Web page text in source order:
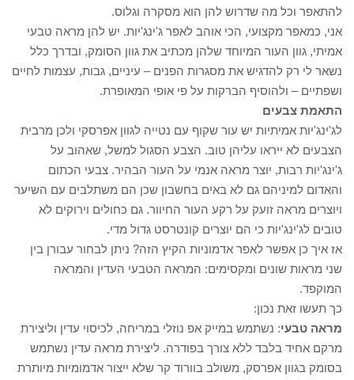
להתאפר וכל מה שדרוש להן הוא מסקרה וגלוס.
אני, כמאפר מקצועי, הכי אוהב לאפר ג'ינג'יות. יש להן מראה טבעי
אמיתי, גוון העור המיוחד שלהן מכתיב את גוון הסומק, ובדרך כלל
נשאר לי רק להדגיש את מסגרות הפנים – עיניים, גבות, עצמות לחיים
ושפתיים – ולהוסיף הברקות על פי אופי המאופרת.
התאמת צבעים
לג'ינג'יות אמיתיות יש עור שקוף עם נטייה לגוון אפרסקי ולכן מרבית
הצבעים לא ייראו עליהן טוב. הצבע הסגול למשל, שאהוב על
ג'ינג'יות רבות, יוצר מראה אנמי על העור הבהיר. צבעי הכתום
והאדום למיניהם גם לא באים בחשבון שכן הם משתלבים עם השיער
ויוצרים מראה זועק על רקע העור החיוור. גם כחולים וירוקים לא
טובים לג'ינג'יות כי הם יוצרים קונטרסט גדול מדי.
אז איך כן אפשר לאפר אדמוניות הקיץ הזה? ניתן לבחור עבורן בין
שני מראות שונים ומקסימים: המראה הטבעי העדין והמראה
המוקפד.
כך תעשו זאת נכון:
מראה טבעי: נשתמש במייק אפ נוזלי במריחה, לכיסוי עדין וליצירת
מרקם אחיד בלבד ללא צורך בפודרה. ליצירת מראה עדין נשתמש
בסומק בגוון אפרסק, משולב בוורוד קר שלא ייצור אדמומיות מיותרת